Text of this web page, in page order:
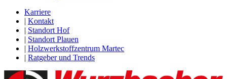
Karriere
| Kontakt
| Standort Hof
| Standort Plauen
| Holzwerkstoffzentrum Martec
| Ratgeber und Trends